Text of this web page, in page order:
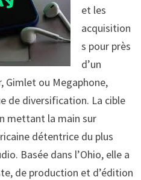
et les
acquisition
s pour près
d’un
Gimlet ou Megaphone,
de diversification. La cible
mettant la main sur
détentrice du plus
Basée dans l’Ohio, elle a
de production et d’édition